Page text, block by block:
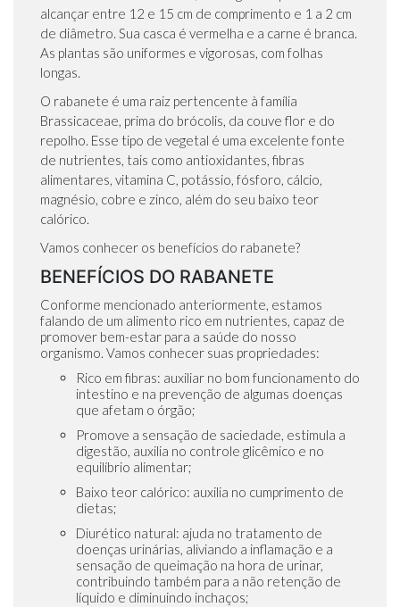
alcançar entre 12 e 15 cm de comprimento e 1 a 2 cm
de diâmetro. Sua casca é vermelha e a carne é branca.
As plantas são uniformes e vigorosas, com folhas
longas.
O rabanete é uma raiz pertencente à família
Brassicaceae, prima do brócolis, da couve flor e do
repolho. Esse tipo de vegetal é uma excelente fonte
de nutrientes, tais como antioxidantes, fibras
alimentares, vitamina C, potássio, fósforo, cálcio,
magnésio, cobre e zinco, além do seu baixo teor
calórico.
Vamos conhecer os benefícios do rabanete?
BENEFÍCIOS DO RABANETE
Conforme mencionado anteriormente, estamos
falando de um alimento rico em nutrientes, capaz de
promover bem-estar para a saúde do nosso
organismo. Vamos conhecer suas propriedades:
Rico em fibras: auxiliar no bom funcionamento do
intestino e na prevenção de algumas doenças
que afetam o órgão;
Promove a sensação de saciedade, estimula a
digestão, auxilia no controle glicêmico e no
equilíbrio alimentar;
Baixo teor calórico: auxilia no cumprimento de
dietas;
Diurético natural: ajuda no tratamento de
doenças urinárias, aliviando a inflamação e a
sensação de queimação na hora de urinar,
contribuindo também para a não retenção de
líquido e diminuindo inchaços;